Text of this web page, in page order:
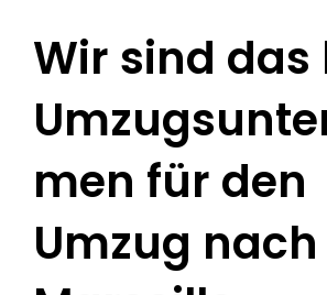
Wir sind das
men für den
Umzug nach